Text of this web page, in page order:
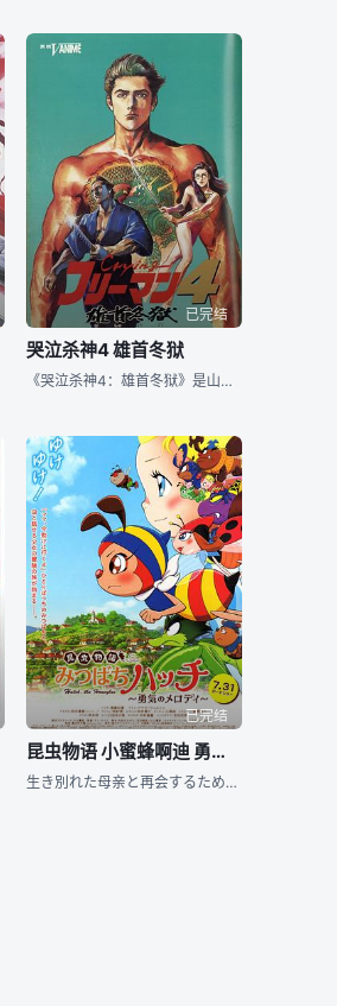
已完结
哭泣杀神4 雄首冬狱
《哭泣杀神4：雄首冬狱》是山内重保执导的动画电影，于1991年上映。
已完结
昆虫物语 小蜜蜂啊迪 勇气的乐章
生き別れた母亲と再会するために、旅を続けるみつばちハッチ。ところが、森を旅している途中で、人间の住む街、セピアタウンに迷い込んでしまう。そこでハッチは虫と会话ができる不思议な少女、アミィと出会い…